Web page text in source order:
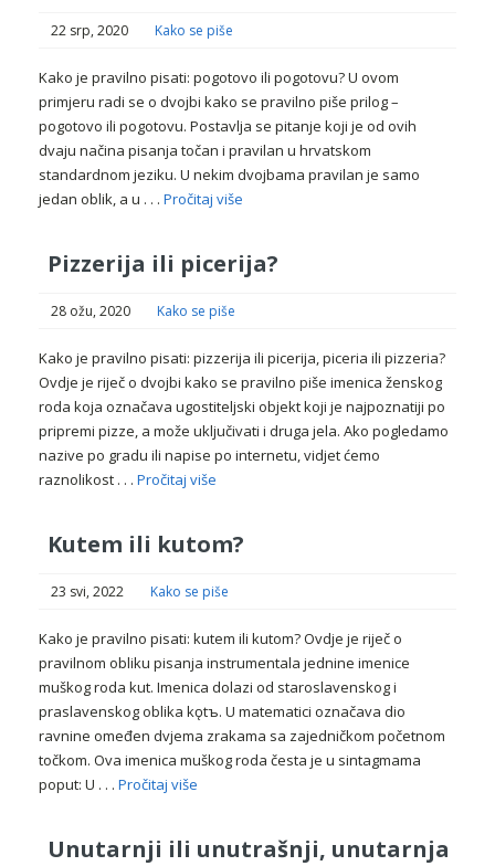
22 srp, 2020 Kako se piše
Kako je pravilno pisati: pogotovo ili pogotovu? U ovom
primjeru radi se o dvojbi kako se pravilno piše prilog –
pogotovo ili pogotovu. Postavlja se pitanje koji je od ovih
dvaju načina pisanja točan i pravilan u hrvatskom
standardnom jeziku. U nekim dvojbama pravilan je samo
jedan oblik, a u . . . Pročitaj više
Pizzerija ili picerija?
28 ožu, 2020 Kako se piše
Kako je pravilno pisati: pizzerija ili picerija, piceria ili pizzeria?
Ovdje je riječ o dvojbi kako se pravilno piše imenica ženskog
roda koja označava ugostiteljski objekt koji je najpoznatiji po
pripremi pizze, a može uključivati i druga jela. Ako pogledamo
nazive po gradu ili napise po internetu, vidjet ćemo
raznolikost . . . Pročitaj više
Kutem ili kutom?
23 svi, 2022 Kako se piše
Kako je pravilno pisati: kutem ili kutom? Ovdje je riječ o
pravilnom obliku pisanja instrumentala jednine imenice
muškog roda kut. Imenica dolazi od staroslavenskog i
praslavenskog oblika kǫtъ. U matematici označava dio
ravnine omeđen dvjema zrakama sa zajedničkom početnom
točkom. Ova imenica muškog roda česta je u sintagmama
poput: U . . . Pročitaj više
Unutarnji ili unutrašnji, unutarnja